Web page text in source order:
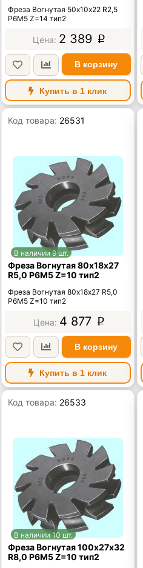
Фреза Вогнутая 50х10х22 R2,5
Р6М5 Z=14 тип2
2 389 p
В корзину
Купить в 1 клик
Код товара: 26531
В наличии 9 шт.
Фреза Вогнутая 80х18х27
R5,0 Р6М5 Z=10 тип2
Фреза Вогнутая 80х18х27 R5,0
Р6М5 Z=10 тип2
4 877 p
В корзину
Купить в 1 клик
Код товара: 26533
В наличии 10 шт.
Фреза Вогнутая 100х27х32
R8,0 Р6М5 Z=10 тип2